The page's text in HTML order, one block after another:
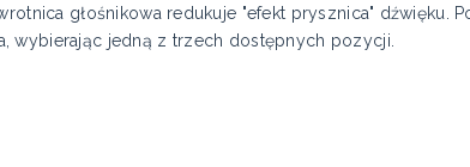
głośnikowa redukuje "efekt prysznica" dźwięku.
wybierając jedną z trzech dostępnych pozycji.